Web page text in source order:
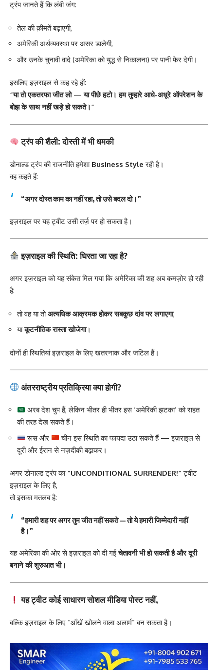
ट्रंप जानते हैं कि लंबी जंग:
तेल की क़ीमतें बढ़ाएगी,
अमेरिकी अर्थव्यवस्था पर असर डालेगी,
और उनके चुनावी वादे (अमेरिका को युद्ध से निकालना) पर पानी फेर देगी।
इसलिए इज़राइल से कह रहे हों:
“या तो एकतरफा जीत लो — या पीछे हटो। हम तुम्हारे आधे-अधूरे ऑपरेशन के
बोझ के साथ नहीं खड़े हो सकते।”
ट्रंप की शैली: दोस्ती में भी धमकी
डोनाल्ड ट्रंप की राजनीति हमेशा Business Style रही है।
वह कहते हैं:
“अगर दोस्त काम का नहीं रहा, तो उसे बदल दो।”
इज़राइल पर यह ट्वीट उसी तर्ज़ पर हो सकता है।
इज़राइल की स्थिति: घिरता जा रहा है?
अगर इज़राइल को यह संकेत मिल गया कि अमेरिका की शह अब कमज़ोर हो रही
है:
तो वह या तोअत्यधिक आक्रमक होकर सबकुछ दांव पर लगाएगा,
याकूटनीतिक रास्ता खोजेगा।
दोनों ही स्थितियां इज़राइल के लिए खतरनाक और जटिल हैं।
अंतरराष्ट्रीय प्रतिक्रिया क्या होगी?
अरब देश चुप हैं, लेकिन भीतर ही भीतर इस ‘अमेरिकी झटका’ को राहत
की तरह देख सकते हैं।
रूस और
चीन इस स्थिति का फायदा उठा सकते हैं — इज़राइल से
दूरी और ईरान से नज़दीकी बढ़ाकर।
अगर डोनाल्ड ट्रंप का “UNCONDITIONAL SURRENDER!” ट्वीट
इज़राइल के लिए है,
तो इसका मतलब है:
“हमारी शह पर अगर तुम जीत नहीं सकते — तो ये हमारी जिम्मेदारी नहीं
है।”
यह अमेरिका की ओर से इज़राइल को दी गईचेतावनी भी हो सकती है और दूरी
बनाने की शुरुआत भी।
यह ट्वीट कोई साधारण सोशल मीडिया पोस्ट नहीं,
बल्कि इज़राइल के लिए “आँखें खोलने वाला अलार्म” बन सकता है।